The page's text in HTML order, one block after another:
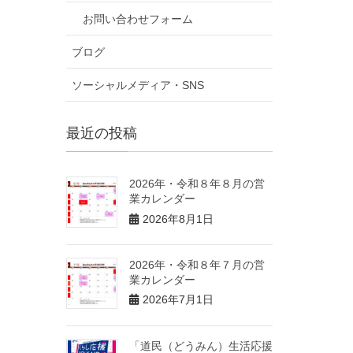
お問い合わせフォーム
ブログ
ソーシャルメディア・SNS
最近の投稿
2026年・令和８年８月の営
業カレンダー
2026年8月1日
2026年・令和８年７月の営
業カレンダー
2026年7月1日
「道民（どうみん）生活応援